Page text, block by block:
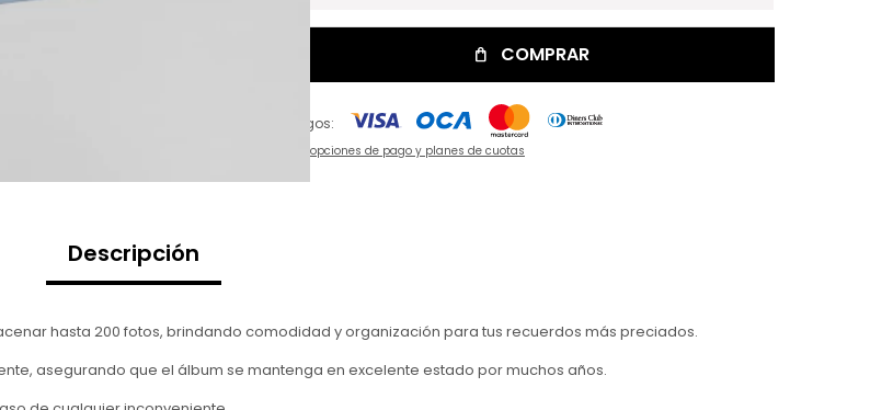
COMPRAR
Pagos:
Ver opciones de pago y planes de cuotas
Descripción
hasta 200 fotos, brindando comodidad y organización para tus recuerdos más preciados.
asegurando que el álbum se mantenga en excelente estado por muchos años.